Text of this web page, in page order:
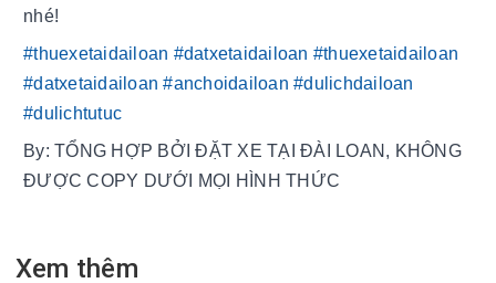
nhé!
#thuexetaidailoan #datxetaidailoan #thuexetaidailoan
#datxetaidailoan #anchoidailoan #dulichdailoan
#dulichtutuc
By: TỔNG HỢP BỞI ĐẶT XE TẠI ĐÀI LOAN, KHÔNG
ĐƯỢC COPY DƯỚI MỌI HÌNH THỨC
Xem thêm